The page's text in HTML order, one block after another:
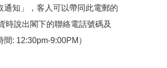
通知」，客人可以帶同此電郵的
時說出閣下的聯絡電話號碼及
: 12:30pm-9:00PM）